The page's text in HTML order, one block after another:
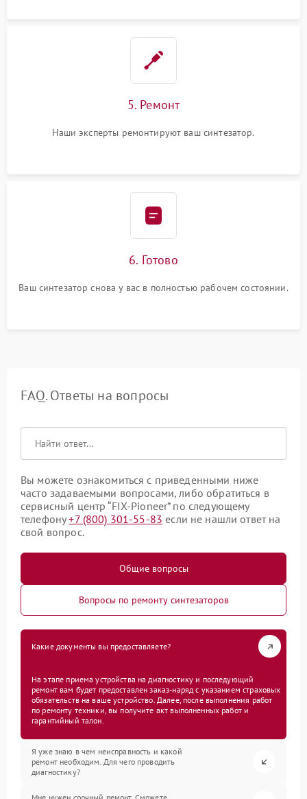
5. Ремонт
Наши эксперты ремонтируют ваш синтезатор.
6. Готово
Ваш синтезатор снова у вас в полностью рабочем состоянии.
FAQ. Ответы на вопросы
Вы можете ознакомиться с приведенными ниже
часто задаваемыми вопросами, либо обратиться в
сервисный центр “FIX-Pioneer” по следующему
телефону+7 (800) 301-55-83 если не нашли ответ на
свой вопрос.
Общие вопросы
Вопросы по ремонту синтезаторов
Какие документы вы предоставляете?
На этапе приема устройства на диагностику и последующий
ремонт вам будет предоставлен заказ-наряд с указанием страховых
обязательств на ваше устройство. Далее, после выполнения работ
по ремонту техники, вы получите акт выполненных работ и
гарантийный талон.
Я уже знаю в чем неисправность и какой
ремонт необходим. Для чего проводить
диагностику?
Мне нужен срочный ремонт. Сможете